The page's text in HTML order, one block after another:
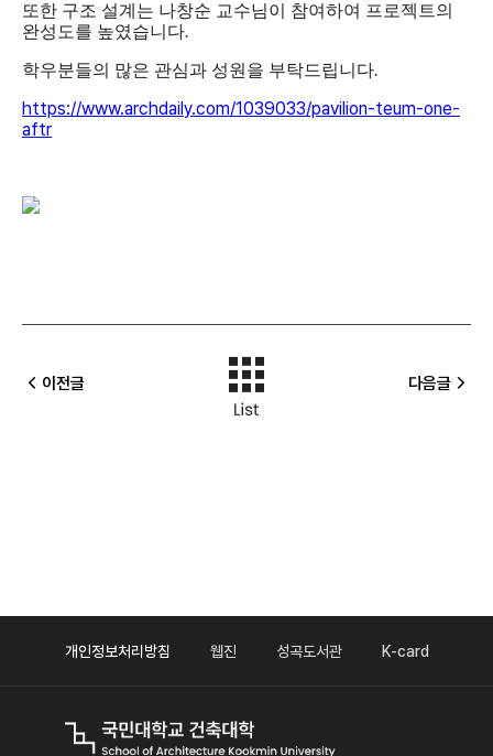
또한 구조 설계는 나창순 교수님이 참여하여 프로젝트의
완성도를 높였습니다.
학우분들의 많은 관심과 성원을 부탁드립니다.
https://www.archdaily.com/1039033/pavilion-teum-one-
aftr
이전글 다음글
개인정보처리방침 웹진 성곡도서관 K-card